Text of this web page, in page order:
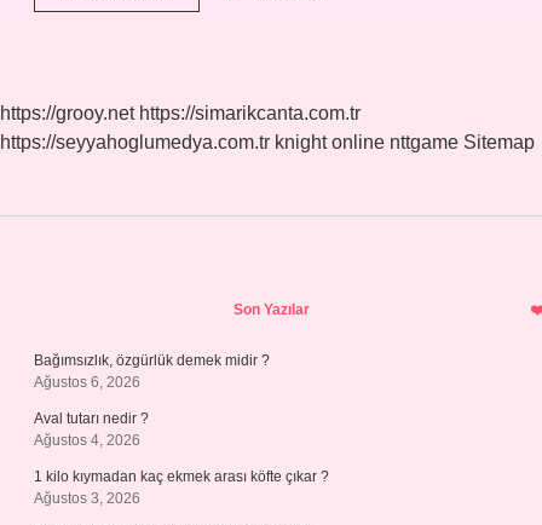
Eğitimi
https://grooy.net https://simarikcanta.com.tr
https://seyyahoglumedya.com.tr knight online nttgame Sitemap
Son Yazılar
Bağımsızlık, özgürlük demek midir ?
Ağustos 6, 2026
Aval tutarı nedir ?
Ağustos 4, 2026
1 kilo kıymadan kaç ekmek arası köfte çıkar ?
Ağustos 3, 2026